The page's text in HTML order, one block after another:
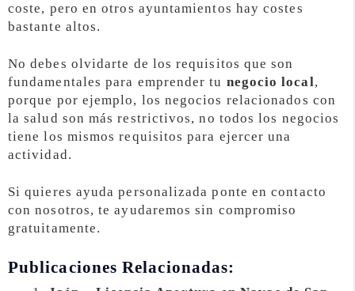
coste, pero en otros ayuntamientos hay costes
bastante altos.
No debes olvidarte de los requisitos que son
fundamentales para emprender tu negocio local,
porque por ejemplo, los negocios relacionados con
la salud son más restrictivos, no todos los negocios
tiene los mismos requisitos para ejercer una
actividad.
Si quieres ayuda personalizada ponte en contacto
con nosotros, te ayudaremos sin compromiso
gratuitamente.
Publicaciones Relacionadas: